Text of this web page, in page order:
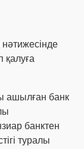
ашылған банк
банктен
туралы